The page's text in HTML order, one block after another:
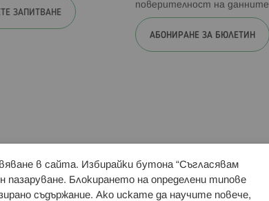
ЗАПИТВАНЕ
поверителност на данните
АБОНИРАНЕ ЗА БЮЛЕТИН
Последвайте ни:
в сайта. Избирайки бутона “Съгласявам
Блокирането на определени типове
съдържание. Ако искате да научите повече,